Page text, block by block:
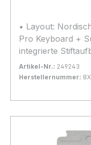
• Layout:
Pro Keyboard +
integrierte
sicheres und
Surface Pro 12,
Artikel-Nr.: 249243
Herstellernummer:
In den